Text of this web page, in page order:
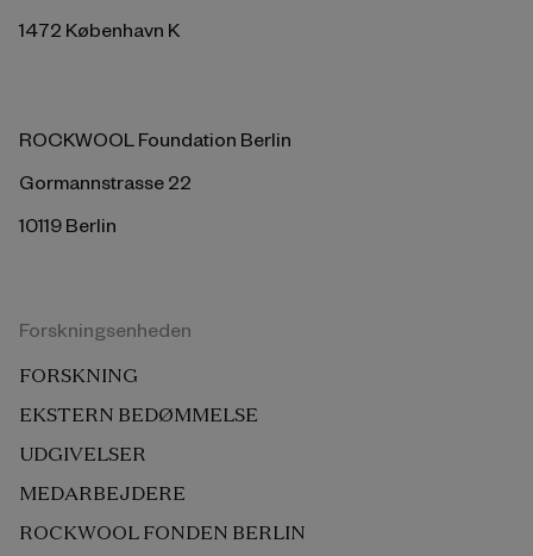
1472 København K
ROCKWOOL Foundation Berlin
Gormannstrasse 22
10119 Berlin
Forskningsenheden
FORSKNING
EKSTERN BEDØMMELSE
UDGIVELSER
MEDARBEJDERE
ROCKWOOL FONDEN BERLIN